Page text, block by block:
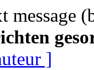
message
]